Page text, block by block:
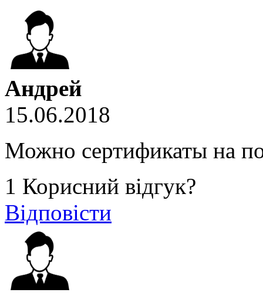
Андрей
15.06.2018
Можно сертификаты на
1 Корисний відгук?
Відповісти